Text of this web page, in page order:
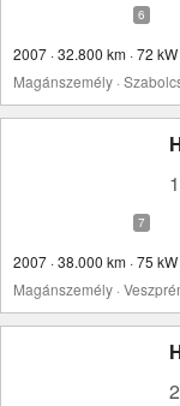
2007 · 32.800 km · 72
Magánszemély ·
2007 · 38.000 km · 75
Magánszemély ·